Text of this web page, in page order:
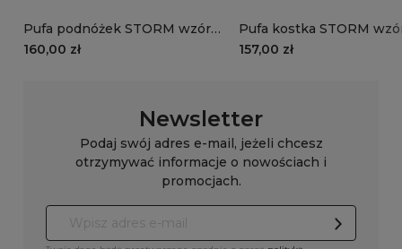
Pufa podnóżek STORM wzór
ST17 | beż
160,00 zł
Pufa kostka STORM
beż
157,00 zł
Newsletter
Podaj swój adres e-mail, jeżeli chcesz
otrzymywać informacje o nowościach i
promocjach.